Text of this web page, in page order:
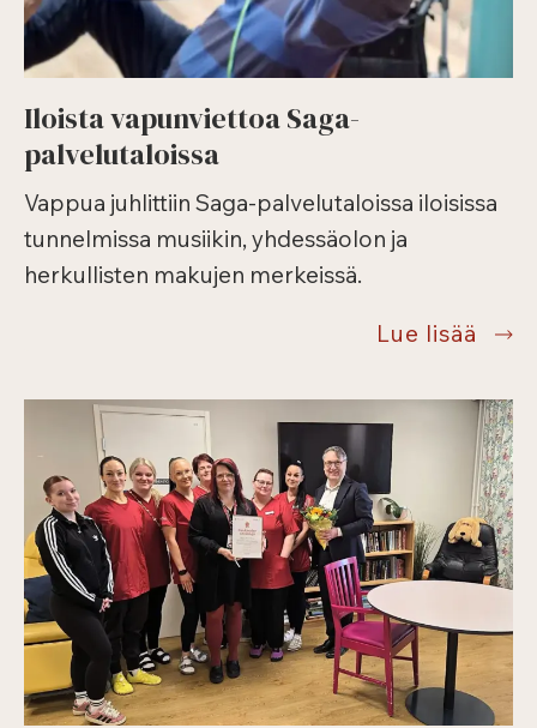
Iloista vapunviettoa Saga-
palvelutaloissa
Vappua juhlittiin Saga-palvelutaloissa iloisissa
tunnelmissa musiikin, yhdessäolon ja
herkullisten makujen merkeissä.
Lue lisää